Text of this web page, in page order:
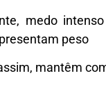
medo
peso
mantêm